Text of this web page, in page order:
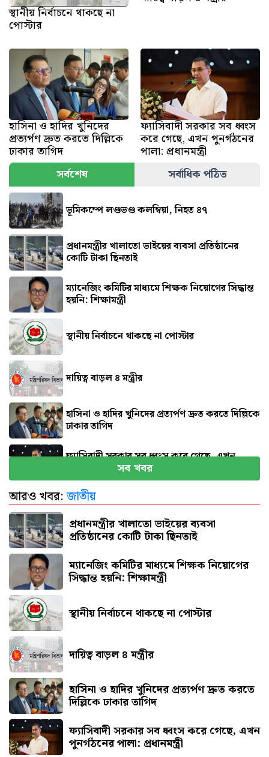
স্থানীয় নির্বাচনে থাকছে না
পোস্টার
হাসিনা ও হাদির খুনিদের
প্রত্যর্পণ দ্রুত করতে দিল্লিকে
ঢাকার তাগিদ
ফ্যাসিবাদী সরকার সব ধ্বংস
করে গেছে, এখন পুনর্গঠনের
পালা: প্রধানমন্ত্রী
সর্বশেষ
সর্বাধিক পঠিত
ভূমিকম্পে লণ্ডভণ্ড কলম্বিয়া, নিহত ৪৭
প্রধানমন্ত্রীর খালাতো ভাইয়ের ব্যবসা প্রতিষ্ঠানের
কোটি টাকা ছিনতাই
ম্যানেজিং কমিটির মাধ্যমে শিক্ষক নিয়োগের সিদ্ধান্ত
হয়নি: শিক্ষামন্ত্রী
স্থানীয় নির্বাচনে থাকছে না পোস্টার
দায়িত্ব বাড়ল ৪ মন্ত্রীর
হাসিনা ও হাদির খুনিদের প্রত্যর্পণ দ্রুত করতে দিল্লিকে
ঢাকার তাগিদ
ফ্যাসিবাদী সরকার সব ধ্বংস করে গেছে, এখন
পুনর্গঠনের পালা: প্রধানমন্ত্রী
সবশেষ মামলায় জামিন পেলেন বিচারপতি খায়রুল
সব খবর
আরও খবর:জাতীয়
প্রধানমন্ত্রীর খালাতো ভাইয়ের ব্যবসা
প্রতিষ্ঠানের কোটি টাকা ছিনতাই
ম্যানেজিং কমিটির মাধ্যমে শিক্ষক নিয়োগের
সিদ্ধান্ত হয়নি: শিক্ষামন্ত্রী
স্থানীয় নির্বাচনে থাকছে না পোস্টার
দায়িত্ব বাড়ল ৪ মন্ত্রীর
হাসিনা ও হাদির খুনিদের প্রত্যর্পণ দ্রুত করতে
দিল্লিকে ঢাকার তাগিদ
ফ্যাসিবাদী সরকার সব ধ্বংস করে গেছে, এখন
পুনর্গঠনের পালা: প্রধানমন্ত্রী